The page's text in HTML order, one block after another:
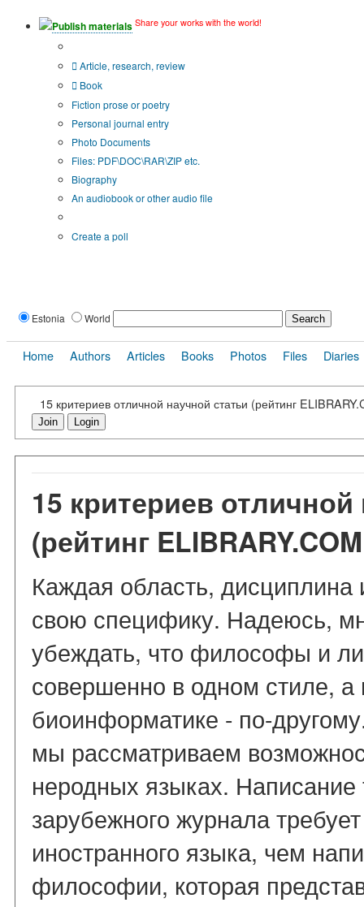
Publish materials Share your works with the world!
Article, research, review
Book
Fiction prose or poetry
Personal journal entry
Photo Documents
Files: PDF\DOC\RAR\ZIP etc.
Biography
An audiobook or other audio file
Create a poll
Estonia World
Home Authors Articles Books Photos Files Diaries
15 критериев отличной научной статьи (рейтинг
Join Login
15 критериев
(рейтинг
Каждая область,
свою специфику. Надеюсь,
убеждать, что философы и
совершенно в одном стиле,
биоинформатике - по-
мы рассматриваем
неродных языках. Написание
зарубежного журнала
иностранного языка, чем
философии, которая